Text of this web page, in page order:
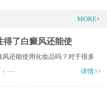
MORE+
得了白癜风还能使
还能使用化妆品吗？对于很多
.....
详情>>